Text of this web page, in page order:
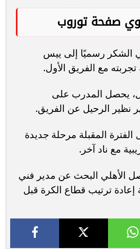
صفحة توروب
الشكر رسميًا إلى ييس
تجربته مع الفريق الأول.
يحصل المدرب على
الفترة المقبلة مرحلة جديدة
مع ناد آخر.
الأهلي البحث عن مدير فني
ترتيب قطاع الكرة قبل